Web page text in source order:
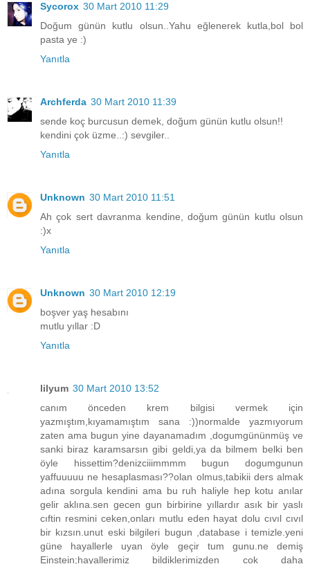
Sycorox 30 Mart 2010 11:29
Doğum günün kutlu olsun..Yahu eğlenerek kutla,bol bol
pasta ye :)
Yanıtla
Archferda 30 Mart 2010 11:39
sende koç burcusun demek, doğum günün kutlu olsun!!
kendini çok üzme..:) sevgiler..
Yanıtla
Unknown 30 Mart 2010 11:51
Ah çok sert davranma kendine, doğum günün kutlu olsun
:)x
Yanıtla
Unknown 30 Mart 2010 12:19
boşver yaş hesabını
mutlu yıllar :D
Yanıtla
lilyum 30 Mart 2010 13:52
canım önceden krem bilgisi vermek için
yazmıştım,kıyamamıştım sana :))normalde yazmıyorum
zaten ama bugun yine dayanamadım ,dogumgününmüş ve
sanki biraz karamsarsın gibi geldi,ya da bilmem belki ben
öyle hissettim?denizciiimmmm bugun dogumgunun
yaffuuuuu ne hesaplasması??olan olmus,tabikii ders almak
adına sorgula kendini ama bu ruh haliyle hep kotu anılar
gelir aklına.sen gecen gun birbirine yıllardır asık bir yaslı
cıftin resmini ceken,onları mutlu eden hayat dolu cıvıl cıvıl
bir kızsın.unut eski bilgileri bugun ,database i temizle.yeni
güne hayallerle uyan öyle geçir tum gunu.ne demiş
Einstein;hayallerimiz bildiklerimizden cok daha